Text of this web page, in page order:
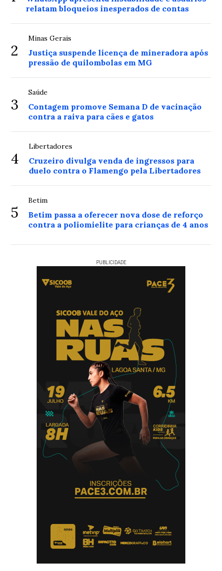
relatam bloqueios inesperados de contas
2
Minas Gerais
Justiça suspende licença de mineradora após
pressão de quilombolas em MG
3
Saúde
Contagem promove Semana D de vacinação
contra a raiva para cães e gatos
4
Libertadores
Cruzeiro divulga venda de ingressos para
duelo contra o Flamengo pela Libertadores
5
Betim
Betim passa a oferecer nova dose de reforço
contra a poliomielite para crianças de 4 anos
PUBLICIDADE